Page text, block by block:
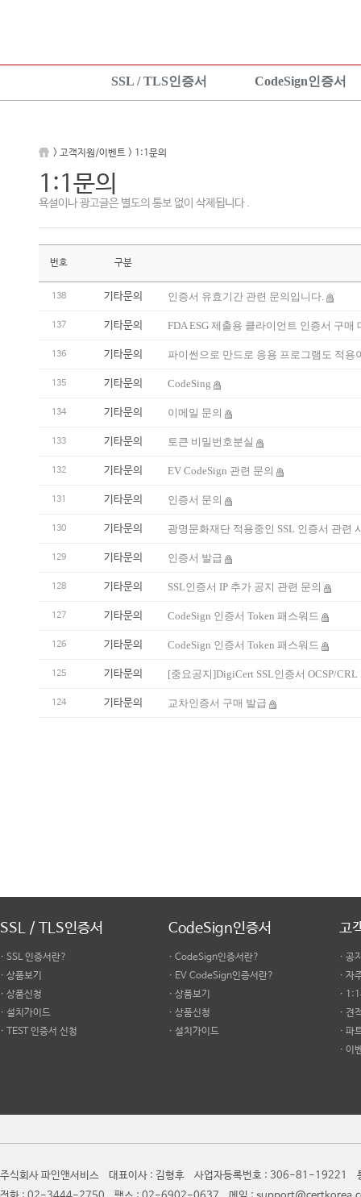
SSL / TLS인증서 CodeSign인증서
설치가이드
TEST 인증서 신청
설치가이드
> 고객지원/이벤트 > 1:1문의
1:1문의
욕설이나 광고글은 별도의 통보 없이 삭제됩니다 .
번호 구분
138 기타문의 인증서 유효기간 관련 문의입니다.
137 기타문의 FDA ESG 제출용 클라이언트 인증서 구매
136 기타문의 파이썬으로 만드로 응용 프로그램도 적용
135 기타문의 CodeSing
134 기타문의 이메일 문의
133 기타문의 토큰 비밀번호분실
132 기타문의 EV CodeSign 관련 문의
131 기타문의 인증서 문의
130 기타문의 광명문화재단 적용중인 SSL 인증서 관련
129 기타문의 인증서 발급
128 기타문의 SSL인증서 IP 추가 공지 관련 문의
127 기타문의 CodeSign 인증서 Token 패스워드
126 기타문의 CodeSign 인증서 Token 패스워드
125 기타문의 [중요공지]DigiCert SSL인증서 OCSP/
124 기타문의 교차인증서 구매 발급
SSL / TLS인증서
· SSL 인증서란?
· 상품보기
· 상품신청
· 설치가이드
· TEST 인증서 신청
CodeSign인증서
· CodeSign인증서란?
· EV CodeSign인증서란?
· 상품보기
· 상품신청
· 설치가이드
고
· 공
· 자
·
· 견
· 파
· 이
주식회사 파인앤서비스 대표이사 : 김형후 사업자등록번호 : 306-81-19221